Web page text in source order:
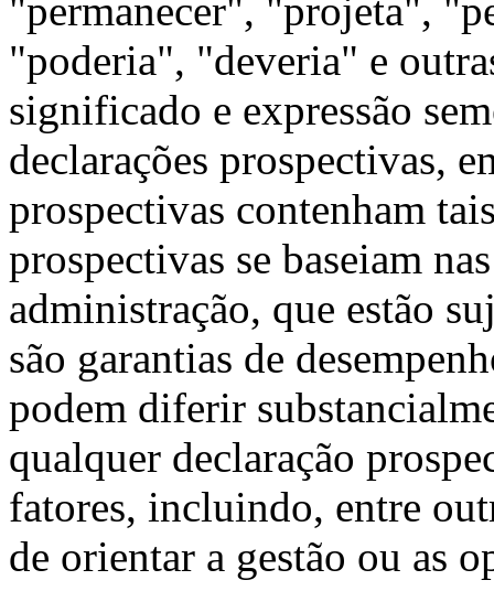
"permanecer", "projeta",
"poderia", "deveria" e
significado e expressão
declarações prospectivas,
prospectivas contenham
prospectivas se baseiam
administração, que estão
são garantias de
podem diferir
qualquer declaração
fatores, incluindo, entre
de orientar a gestão ou as